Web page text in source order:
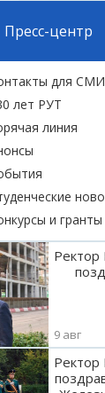
Пресс-центр
для СМИ
лет РУТ
линия
и гранты
Ректор
9 авг
Ректор